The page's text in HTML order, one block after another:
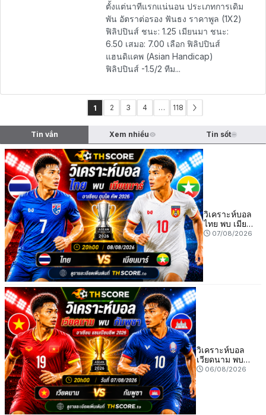
ตั้งแต่นาทีแรกแน่นอน ประเภทการเดิม
พัน อัตราต่อรอง ฟันธง ราคาพูล (1X2)
ฟิลิปปินส์ ชนะ: 1.25 เมียนมา ชนะ:
6.50 เสมอ: 7.00 เลือก ฟิลิปปินส์
แฮนดิแคพ (Asian Handicap)
ฟิลิปปินส์ -1.5/2 ทีม...
1 2 3 4 … 118
Tin vắn Xem nhiều Tin sốt
วิเคราะห์บอล
ไทย พบ เมีย
นมาร์ 20h00
07/08/2026
วิเคราะห์บอล
เวียดนาม พบ
กัมพูชา 20h00
06/08/2026